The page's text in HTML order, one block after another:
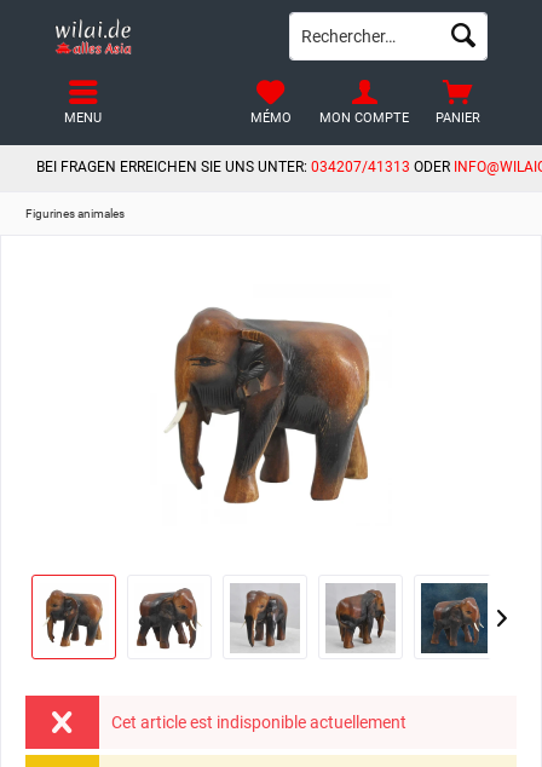
BEI FRAGEN ERREICHEN SIE UNS UNTER: 034207/41313 ODER
PANIER
MÉMO MON COMPTE
MENU
Figurines animales
Cet article est indisponible actuellement